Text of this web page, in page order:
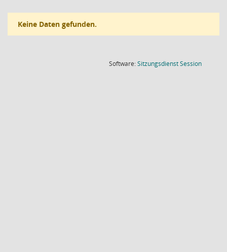
Keine Daten gefunden.
Software:SitzungsdienstSession(Wird in